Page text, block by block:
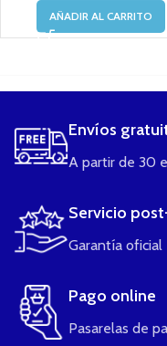
AÑADIR AL CARRITO
Envíos
A partir de 30
Servicio
Garantía oficial
Pago online
Pasarelas de